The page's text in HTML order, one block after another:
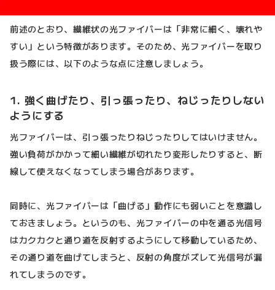
前述のとおり、繊維状の光ファイバーは「非常に細く、壊れや
すい」という特徴があります。そのため、光ファイバーを取り
扱う際には、以下のような点に注意しましょう。
1. 強く曲げたり、引っ張ったり、ねじったりしない
ようにする
光ファイバーは、引っ張ったりねじったりしてはいけません。
強い負荷がかかって細い繊維が切れたり変形したりすると、断
線して使えなくなってしまう場合があります。
同時に、光ファイバーは「曲げる」動作にも弱いことを意識し
ておきましょう。というのも、光ファイバーの中を通る光信号
はカクカクと通り道を反射するようにして移動しているため、
その通り道を曲げてしまうと、反射の角度がズレて光信号が漏
れてしまうのです。